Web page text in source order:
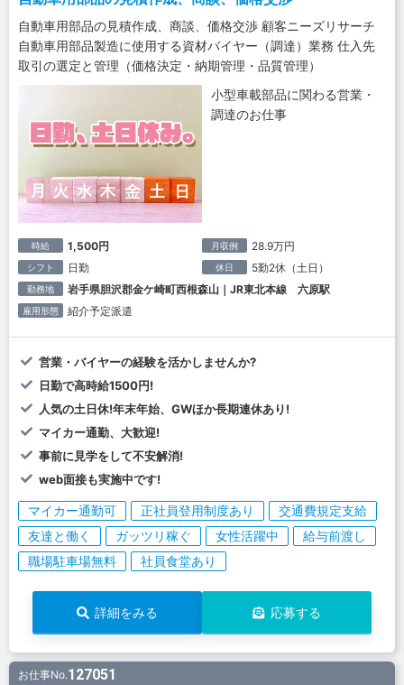
自動車用部品の見積作成、商談、価格交渉 顧客ニーズリサーチ
自動車用部品製造に使用する資材バイヤー（調達）業務 仕入先
取引の選定と管理（価格決定・納期管理・品質管理）
小型車載部品に関わる営業・
調達のお仕事
時給 1,500円 月収例 28.9万円
シフト 日勤 休日 5勤2休（土日）
勤務地 岩手県胆沢郡金ケ崎町西根森山｜JR東北本線 六原駅
雇用形態 紹介予定派遣
営業・バイヤーの経験を活かしませんか?
日勤で高時給1500円!
人気の土日休!年末年始、GWほか長期連休あり!
マイカー通勤、大歓迎!
事前に見学をして不安解消!
web面接も実施中です!
マイカー通勤可 正社員登用制度あり
交通費規定支給
友達と働く
ガッツリ稼ぐ 女性活躍中
給与前渡し
職場駐車場無料
社員食堂あり
詳細をみる 応募する
お仕事No.127051